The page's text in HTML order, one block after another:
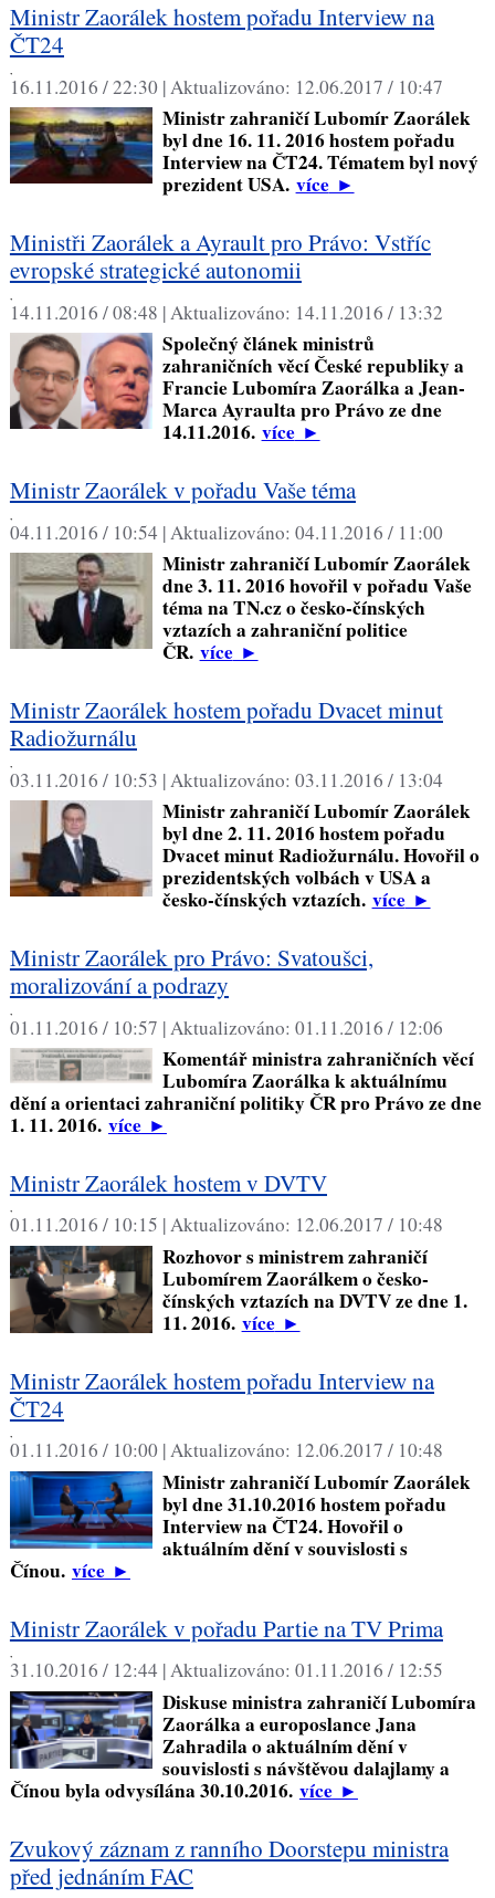
Ministr Zaorálek hostem pořadu Interview na
ČT24
,
16.11.2016 / 22:30 |Aktualizováno: 12.06.2017 / 10:47
Ministr zahraničí Lubomír Zaorálek
byl dne 16. 11. 2016 hostem pořadu
Interview na ČT24. Tématem byl nový
prezident USA. více►
Ministři Zaorálek a Ayrault pro Právo: Vstříc
evropské strategické autonomii
14.11.2016 / 08:48 | Aktualizováno: 14.11.2016 / 13:32
Společný článek ministrů
zahraničních věcí České republiky a
Francie Lubomíra Zaorálka a Jean-
Marca Ayraulta pro Právo ze dne
14.11.2016. více►
Ministr Zaorálek v pořadu Vaše téma
04.11.2016 / 10:54 | Aktualizováno: 04.11.2016 / 11:00
Ministr zahraničí Lubomír Zaorálek
dne 3. 11. 2016 hovořil v pořadu Vaše
téma na TN.cz o česko-čínských
vztazích a zahraniční politice
ČR. více►
Ministr Zaorálek hostem pořadu Dvacet minut
Radiožurnálu
03.11.2016 / 10:53 | Aktualizováno: 03.11.2016 / 13:04
Ministr zahraničí Lubomír Zaorálek
byl dne 2. 11. 2016 hostem pořadu
Dvacet minut Radiožurnálu. Hovořil o
prezidentských volbách v USA a
česko-čínských vztazích. více►
Ministr Zaorálek pro Právo: Svatoušci,
moralizování a podrazy
01.11.2016 / 10:57 | Aktualizováno: 01.11.2016 / 12:06
Komentář ministra zahraničních věcí
Lubomíra Zaorálka k aktuálnímu
dění a orientaci zahraniční politiky ČR pro Právo ze dne
1. 11. 2016. více►
Ministr Zaorálek hostem v DVTV
,
01.11.2016 / 10:15 |Aktualizováno: 12.06.2017 / 10:48
Rozhovor s ministrem zahraničí
Lubomírem Zaorálkem o česko-
čínských vztazích na DVTV ze dne 1.
11. 2016. více►
Ministr Zaorálek hostem pořadu Interview na
ČT24
,
01.11.2016 / 10:00 |Aktualizováno: 12.06.2017 / 10:48
Ministr zahraničí Lubomír Zaorálek
byl dne 31.10.2016 hostem pořadu
Interview na ČT24. Hovořil o
aktuálním dění v souvislosti s
Čínou. více►
Ministr Zaorálek v pořadu Partie na TV Prima
,
31.10.2016 / 12:44 |Aktualizováno: 01.11.2016 / 12:55
Diskuse ministra zahraničí Lubomíra
Zaorálka a europoslance Jana
Zahradila o aktuálním dění v
souvislosti s návštěvou dalajlamy a
Čínou byla odvysílána 30.10.2016. více►
Zvukový záznam z ranního Doorstepu ministra
před jednáním FAC